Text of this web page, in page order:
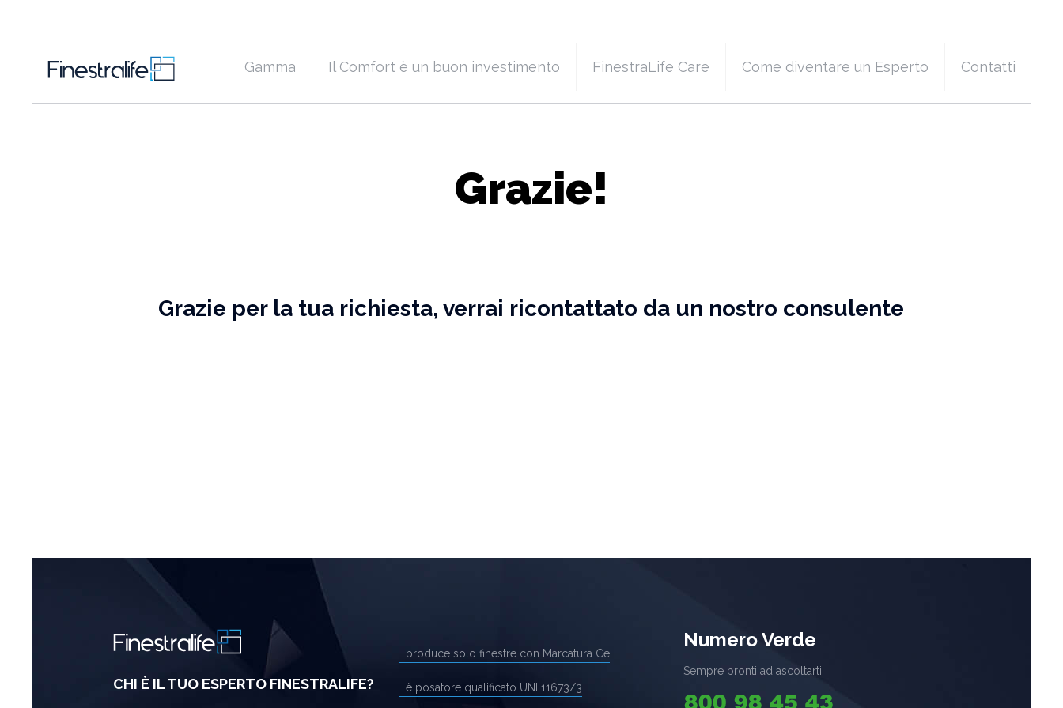
Gamma Il Comfort è un buon investimento FinestraLife Care Come diventare un Esperto Contatti
Grazie!
Grazie per la tua richiesta, verrai ricontattato da un nostro consulente
CHI È IL TUO ESPERTO FINESTRALIFE?
...produce solo finestre con Marcatura Ce
...è posatore qualificato UNI 11673/3
Numero Verde
Sempre pronti ad ascoltarti.